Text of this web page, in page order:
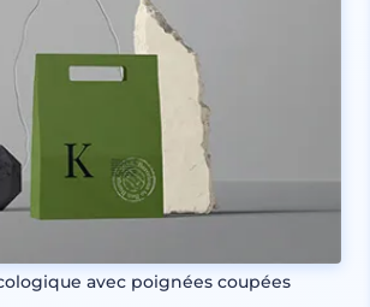
avec poignées coupées